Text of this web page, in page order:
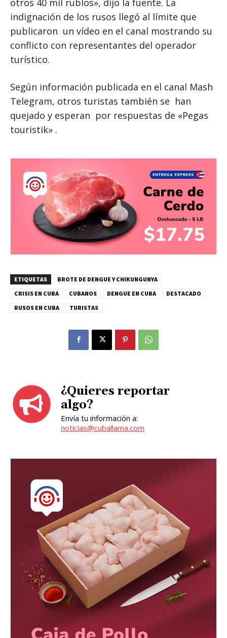
indignación de los rusos llegó al límite que
publicaron un vídeo en el canal mostrando su
conflicto con representantes del operador
turístico.
Según información publicada en el canal Mash
Telegram, otros turistas también se han
quejado y esperan por respuestas de «Pegas
touristik» .
ETIQUETAS
BROTE DE DENGUE Y CHIKUNGUNYA
CRISIS EN CUBA
CUBANOS DENGUE EN CUBA
DESTACADO
RUSOS EN CUBA
TURISTAS
¿Quieres reportar
algo?
Envía tu información a:
noticias@cuballama.com